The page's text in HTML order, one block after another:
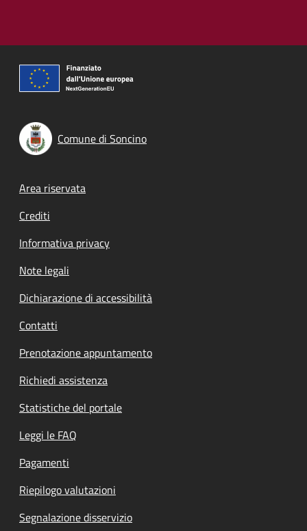
Comune di Soncino
Footer menu
Area riservata
Crediti
Informativa privacy
Note legali
Dichiarazione di accessibilità
Contatti
Prenotazione appuntamento
Richiedi assistenza
Statistiche del portale
Leggi le FAQ
Pagamenti
Riepilogo valutazioni
Segnalazione disservizio